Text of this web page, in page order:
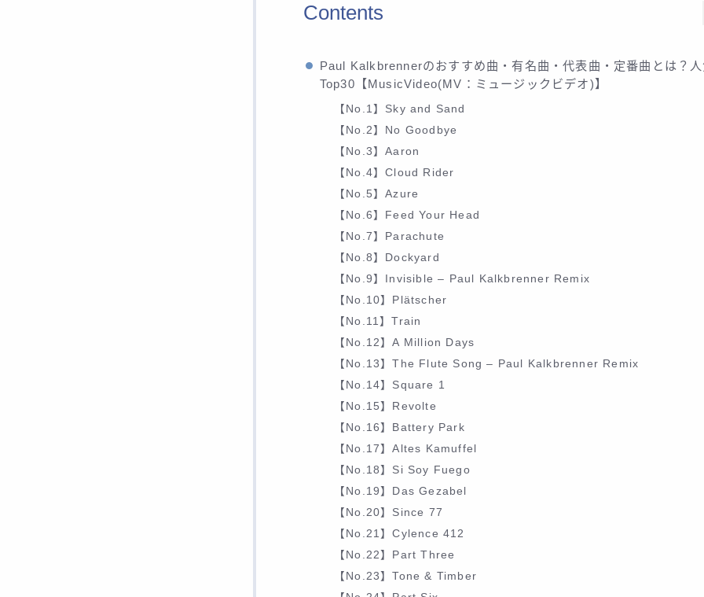
Contents
Paul Kalkbrennerのおすすめ曲・有名曲・代表曲・定番曲とは？人
Top30【MusicVideo(MV：ミュージックビデオ)】
【No.1】Sky and Sand
【No.2】No Goodbye
【No.3】Aaron
【No.4】Cloud Rider
【No.5】Azure
【No.6】Feed Your Head
【No.7】Parachute
【No.8】Dockyard
【No.9】Invisible – Paul Kalkbrenner Remix
【No.10】Plätscher
【No.11】Train
【No.12】A Million Days
【No.13】The Flute Song – Paul Kalkbrenner Remix
【No.14】Square 1
【No.15】Revolte
【No.16】Battery Park
【No.17】Altes Kamuffel
【No.18】Si Soy Fuego
【No.19】Das Gezabel
【No.20】Since 77
【No.21】Cylence 412
【No.22】Part Three
【No.23】Tone & Timber